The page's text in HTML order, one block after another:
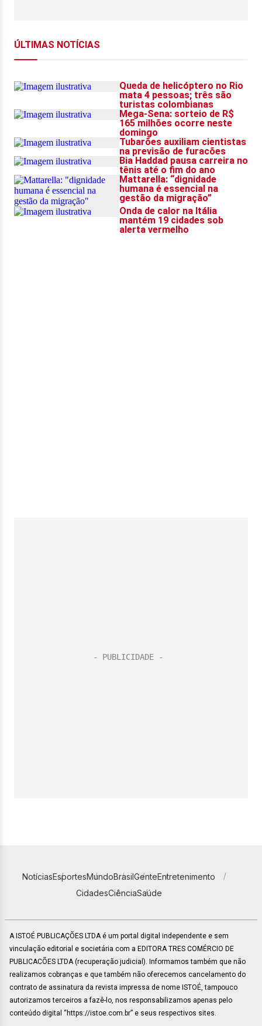
NotíciasEsportesMundoBrasilGenteEntretenimento
CidadesCiênciaSaúde
A ISTOÉ PUBLICAÇÕES LTDA é um portal digital independente e sem
vinculação editorial e societária com a EDITORA TRES COMÉRCIO DE
PUBLICACÕES LTDA (recuperação judicial). Informamos também que não
realizamos cobranças e que também não oferecemos cancelamento do
contrato de assinatura da revista impressa de nome ISTOÉ, tampouco
autorizamos terceiros a fazê-lo, nos responsabilizamos apenas pelo
conteúdo digital “https://istoe.com.br” e seus respectivos sites.